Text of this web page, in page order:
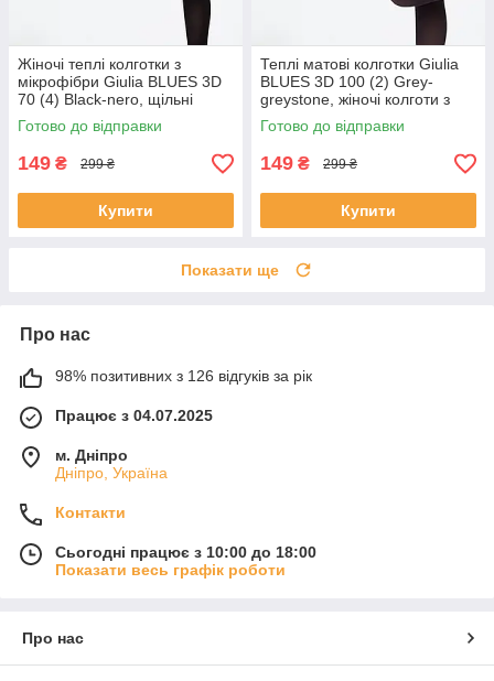
Жіночі теплі колготки з
мікрофібри Giulia BLUES 3D
70 (4) Black-nero, щільні
чорні колготи
Готово до відправки
149 ₴ 299 ₴
Купити
Теплі матові колготки Giulia
BLUES 3D 100 (2) Grey-
greystone, жіночі колготи з
м'якої мікрофібри, сірі
Готово до відправки
149 ₴ 299 ₴
Купити
Показати ще
Про нас
98% позитивних з 126 відгуків за рік
Працює з 04.07.2025
м. Дніпро
Дніпро, Україна
Контакти
Сьогодні працює з 10:00 до 18:00
Показати весь графік роботи
Про нас